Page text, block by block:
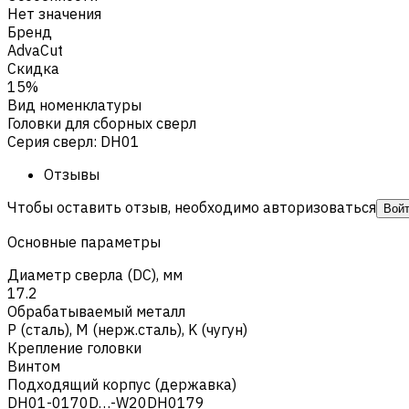
Нет значения
Бренд
AdvaCut
Скидка
15%
Вид номенклатуры
Головки для сборных сверл
Серия сверл: DH01
Отзывы
Чтобы оставить отзыв, необходимо авторизоваться
Основные параметры
Диаметр сверла (DC), мм
17.2
Обрабатываемый металл
Р (сталь), M (нерж.сталь), K (чугун)
Крепление головки
Винтом
Подходящий корпус (державка)
DH01-0170D…-W20DH0179